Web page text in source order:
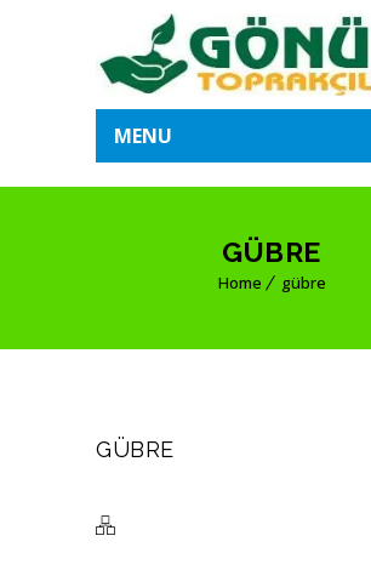
MENU
GÜBRE
Home gübre
GÜBRE